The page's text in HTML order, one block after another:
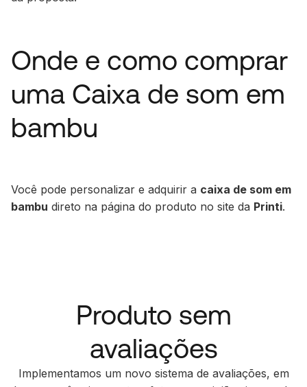
Onde e como comprar
uma Caixa de som em
bambu
Você pode personalizar e adquirir a caixa de som em
bambu direto na página do produto no site da Printi.
Produto sem
avaliações
Implementamos um novo sistema de avaliações, em